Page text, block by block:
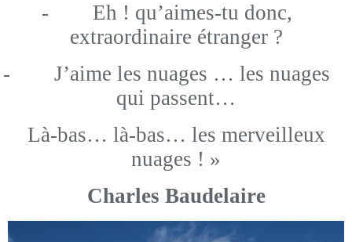
- Eh ! qu’aimes-tu donc,
extraordinaire étranger ?
- J’aime les nuages … les nuages
qui passent…
Là-bas… là-bas… les merveilleux
nuages ! »
Charles Baudelaire